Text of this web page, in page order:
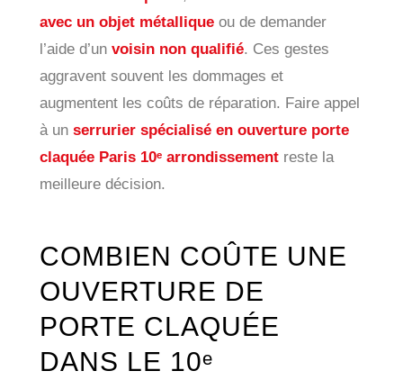
avec un objet métalliqueou de demander
l’aide d’un voisin non qualifié. Ces gestes
aggravent souvent les dommages et
augmentent les coûts de réparation. Faire appel
à un serrurier spécialisé en ouverture porte
claquée Paris 10ᵉ arrondissementreste la
meilleure décision.
COMBIEN COÛTE UNE
OUVERTURE DE
PORTE CLAQUÉE
DANS LE 10ᵉ